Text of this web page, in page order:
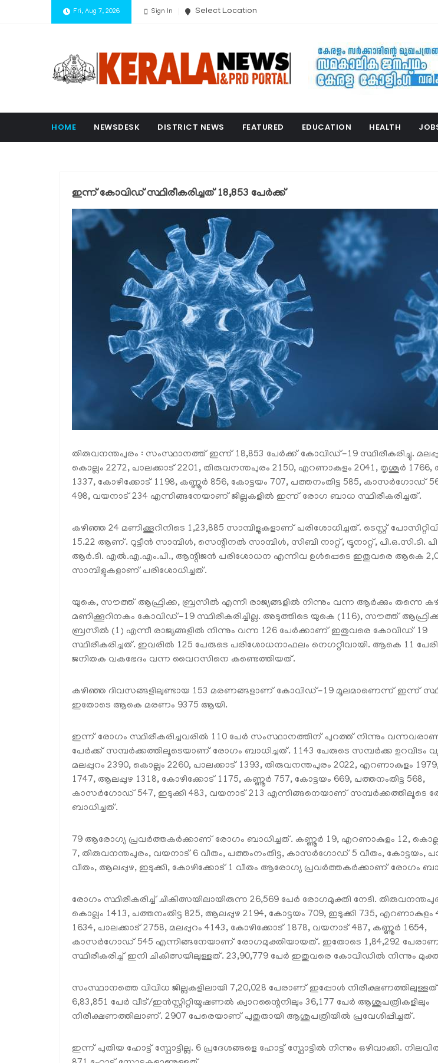
Fri, Aug 7, 2026 Sign In Select Location
HOME NEWSDESK DISTRICT NEWS FEATURED EDUCATION HEALTH
ഇന്ന് കോവിഡ് സ്ഥിരീകരിച്ചത് 18,853 പേര്‍ക്ക്
തിരുവനന്തപുരം : സംസ്ഥാനത്ത് ഇന്ന് 18,853 പേര്‍ക്ക് കോവിഡ്-19 സ്ഥിരീകരിച്ചു.
കൊല്ലം 2272, പാലക്കാട് 2201, തിരുവനന്തപുരം 2150, എറണാകുളം 2041, തൃശൂര്‍ 1766,
1337, കോഴിക്കോട് 1198, കണ്ണൂര്‍ 856, കോട്ടയം 707, പത്തനംതിട്ട 585, കാസര്‍ഗോഡ്
498, വയനാട് 234 എന്നിങ്ങനേയാണ് ജില്ലകളില്‍ ഇന്ന് രോഗ ബാധ സ്ഥിരീകരിച്ചത്.
കഴിഞ്ഞ 24 മണിക്കൂറിനിടെ 1,23,885 സാമ്പിളുകളാണ് പരിശോധിച്ചത്. ടെസ്റ്റ്
15.22 ആണ്. റുട്ടീന്‍ സാമ്പിള്‍, സെന്റിനല്‍ സാമ്പിള്‍, സിബി നാറ്റ്, ട്രൂനാറ്റ്, പി.ഒ.സി.ടി.
ആര്‍.ടി. എല്‍.എ.എം.പി., ആന്റിജന്‍ പരിശോധന എന്നിവ ഉള്‍പ്പെടെ ഇതുവരെ ആകെ
സാമ്പിളുകളാണ് പരിശോധിച്ചത്.
യുകെ, സൗത്ത് ആഫ്രിക്ക, ബ്രസീല്‍ എന്നീ രാജ്യങ്ങളില്‍ നിന്നും വന്ന ആര്‍ക്കും തന്നെ
മണിക്കൂറിനകം കോവിഡ്-19 സ്ഥിരീകരിച്ചില്ല. അടുത്തിടെ യുകെ (116), സൗത്ത്
ബ്രസീല്‍ (1) എന്നീ രാജ്യങ്ങളില്‍ നിന്നും വന്ന 126 പേര്‍ക്കാണ് ഇതുവരെ കോവിഡ് 19
സ്ഥിരീകരിച്ചത്. ഇവരില്‍ 125 പേരുടെ പരിശോധനാഫലം നെഗറ്റീവായി. ആകെ 11
ജനിതക വകഭേദം വന്ന വൈറസിനെ കണ്ടെത്തിയത്.
കഴിഞ്ഞ ദിവസങ്ങളിലുണ്ടായ 153 മരണങ്ങളാണ് കോവിഡ്-19 മൂലമാണെന്ന് ഇന്ന്
ഇതോടെ ആകെ മരണം 9375 ആയി.
ഇന്ന് രോഗം സ്ഥിരീകരിച്ചവരില്‍ 110 പേര്‍ സംസ്ഥാനത്തിന് പുറത്ത് നിന്നും
പേര്‍ക്ക് സമ്പര്‍ക്കത്തിലൂടെയാണ് രോഗം ബാധിച്ചത്. 1143 പേരുടെ സമ്പര്‍ക്ക ഉറവിടം
മലപ്പുറം 2390, കൊല്ലം 2260, പാലക്കാട് 1393, തിരുവനന്തപുരം 2022, എറണാകുളം
1747, ആലപ്പുഴ 1318, കോഴിക്കോട് 1175, കണ്ണൂര്‍ 757, കോട്ടയം 669, പത്തനംതിട്ട 568,
കാസര്‍ഗോഡ് 547, ഇടുക്കി 483, വയനാട് 213 എന്നിങ്ങനെയാണ് സമ്പര്‍ക്കത്തിലൂടെ
ബാധിച്ചത്.
79 ആരോഗ്യ പ്രവര്‍ത്തകര്‍ക്കാണ് രോഗം ബാധിച്ചത്. കണ്ണൂര്‍ 19, എറണാകുളം 12,
7, തിരുവനന്തപുരം, വയനാട് 6 വീതം, പത്തംനംതിട്ട, കാസര്‍ഗോഡ് 5 വീതം, കോട്ടയം,
വീതം, ആലപ്പുഴ, ഇടുക്കി, കോഴിക്കോട് 1 വീതം ആരോഗ്യ പ്രവര്‍ത്തകര്‍ക്കാണ് രോഗം
രോഗം സ്ഥിരീകരിച്ച് ചികിത്സയിലായിരുന്ന 26,569 പേര്‍ രോഗമുക്തി നേടി.
കൊല്ലം 1413, പത്തനംതിട്ട 825, ആലപ്പുഴ 2194, കോട്ടയം 709, ഇടുക്കി 735,
1634, പാലക്കാട് 2758, മലപ്പുറം 4143, കോഴിക്കോട് 1878, വയനാട് 487, കണ്ണൂര്‍ 1654,
കാസര്‍ഗോഡ് 545 എന്നിങ്ങനേയാണ് രോഗമുക്തിയായത്. ഇതോടെ 1,84,292
സ്ഥിരീകരിച്ച് ഇനി ചികിത്സയിലുള്ളത്. 23,90,779 പേര്‍ ഇതുവരെ കോവിഡില്‍ നിന്നും
സംസ്ഥാനത്തെ വിവിധ ജില്ലകളിലായി 7,20,028 പേരാണ് ഇപ്പോള്‍
6,83,851 പേര്‍ വീട്/ഇന്‍സ്റ്റിറ്റിയൂഷണല്‍ ക്വാറന്റൈനിലും 36,177 പേര്‍ ആശുപത്രികളിലും
നിരീക്ഷണത്തിലാണ്. 2907 പേരെയാണ് പുതുതായി ആശുപത്രിയില്‍ പ്രവേശിപ്പിച്ചത്.
ഇന്ന് പുതിയ ഹോട്ട് സ്പോട്ടില്ല. 6 പ്രദേശങ്ങളെ ഹോട്ട് സ്പോട്ടില്‍ നിന്നും ഒഴിവാക്കി.